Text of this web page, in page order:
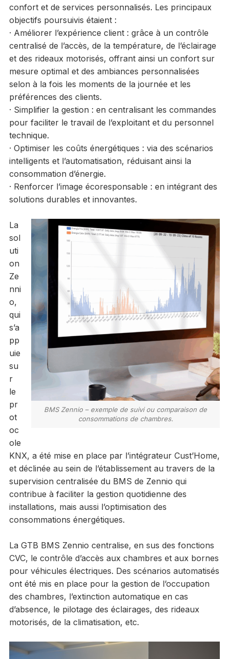
confort et de services personnalisés. Les principaux
objectifs poursuivis étaient :
· Améliorer l’expérience client : grâce à un contrôle
centralisé de l’accès, de la température, de l’éclairage
et des rideaux motorisés, offrant ainsi un confort sur
mesure optimal et des ambiances personnalisées
selon à la fois les moments de la journée et les
préférences des clients.
· Simplifier la gestion : en centralisant les commandes
pour faciliter le travail de l’exploitant et du personnel
technique.
· Optimiser les coûts énergétiques : via des scénarios
intelligents et l’automatisation, réduisant ainsi la
consommation d’énergie.
· Renforcer l’image écoresponsable : en intégrant des
solutions durables et innovantes.
BMS Zennio – exemple de suivi ou comparaison de
consommations de chambres.
La
sol
uti
on
Ze
nni
o,
qui
s’a
pp
uie
su
r
le
pr
ot
oc
ole
KNX, a été mise en place par l’intégrateur Cust’Home,
et déclinée au sein de l’établissement au travers de la
supervision centralisée du BMS de Zennio qui
contribue à faciliter la gestion quotidienne des
installations, mais aussi l’optimisation des
consommations énergétiques.
La GTB BMS Zennio centralise, en sus des fonctions
CVC, le contrôle d’accès aux chambres et aux bornes
pour véhicules électriques. Des scénarios automatisés
ont été mis en place pour la gestion de l’occupation
des chambres, l’extinction automatique en cas
d’absence, le pilotage des éclairages, des rideaux
motorisés, de la climatisation, etc.